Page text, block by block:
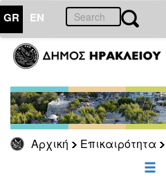
GR EN
Αρχική Επικαιρότητα
ΕΠΙΚΑΙΡΟΤΗΤΑ
Τύπου
Αρχείο